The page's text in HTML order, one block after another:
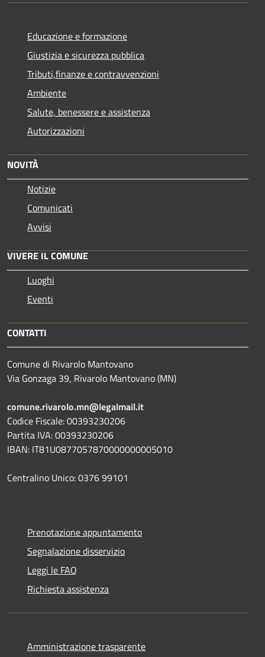
Educazione e formazione
Giustizia e sicurezza pubblica
Tributi,finanze e contravvenzioni
Ambiente
Salute, benessere e assistenza
Autorizzazioni
NOVITÀ
Notizie
Comunicati
Avvisi
VIVERE IL COMUNE
Luoghi
Eventi
CONTATTI
Comune di Rivarolo Mantovano
Via Gonzaga 39, Rivarolo Mantovano (MN)
comune.rivarolo.mn@legalmail.it
Codice Fiscale: 00393230206
Partita IVA: 00393230206
IBAN: IT81U0877057870000000005010
Centralino Unico: 0376 99101
Prenotazione appuntamento
Segnalazione disservizio
Leggi le FAQ
Richiesta assistenza
Amministrazione trasparente